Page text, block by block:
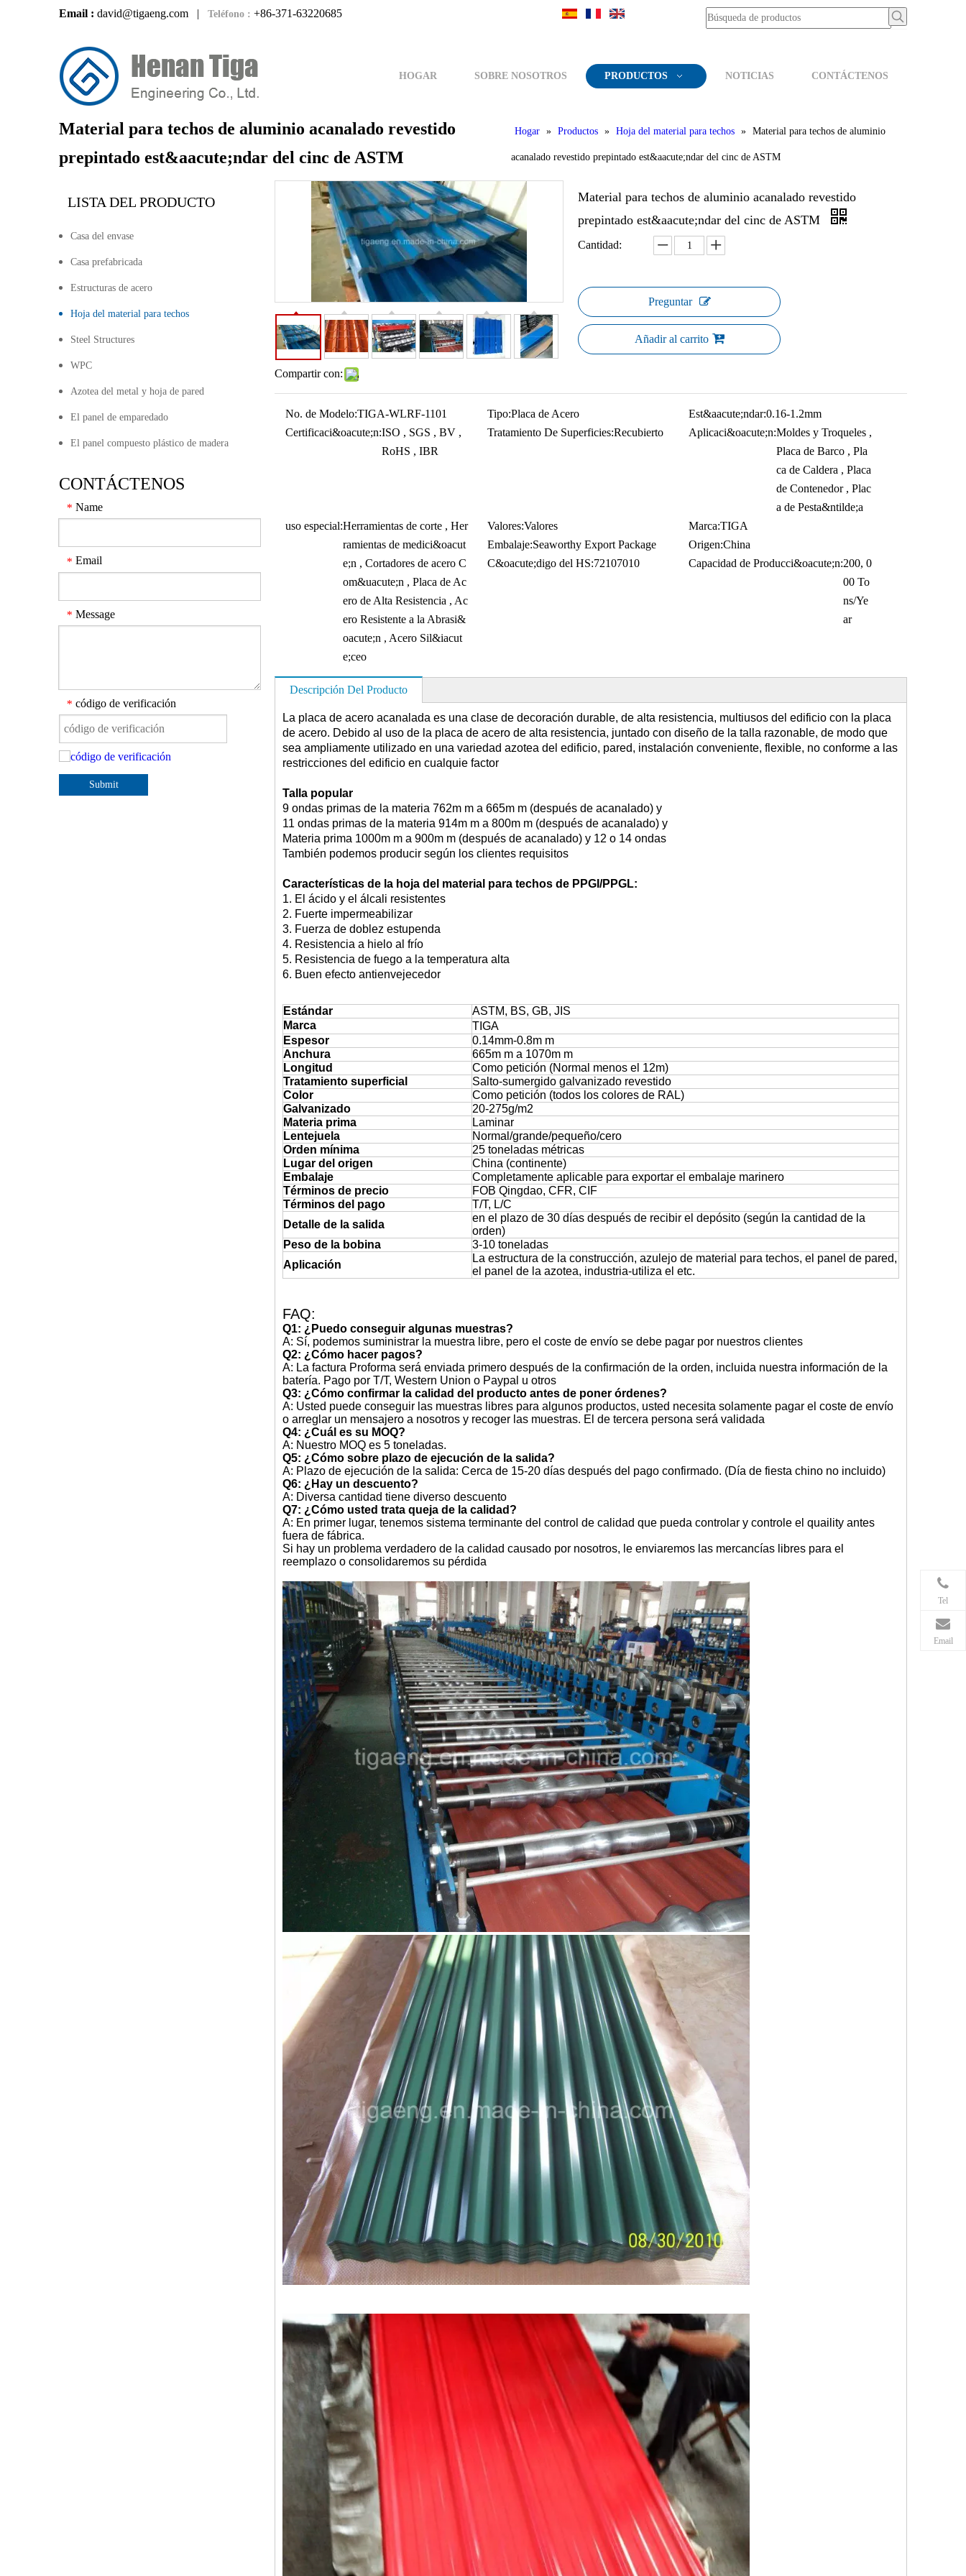
Email : david@tigaeng.com | Teléfono : +86-371-63220685
HOGAR SOBRE NOSOTROS PRODUCTOS NOTICIAS CONTÁCTENOS
Material para techos de aluminio acanalado revestido
prepintado est&aacute;ndar del cinc de ASTM
Hogar » Productos » Hoja del material para techos » Material para techos de aluminio
acanalado revestido prepintado est&aacute;ndar del cinc de ASTM
LISTA DEL PRODUCTO
Casa del envase
Casa prefabricada
Estructuras de acero
Hoja del material para techos
Steel Structures
WPC
Azotea del metal y hoja de pared
El panel de emparedado
El panel compuesto plástico de madera
CONTÁCTENOS
* Name
* Email
* Message
* código de verificación
Submit
Compartir con:
Material para techos de aluminio acanalado revestido
prepintado est&aacute;ndar del cinc de ASTM
Cantidad:
Preguntar
Añadir al carrito
No. de Modelo:TIGA-WLRF-1101 Tipo:Placa de Acero Est&aacute;ndar:0.16-1.2mm
Certificaci&oacute;n:ISO , SGS , BV ,
RoHS , IBR
Tratamiento De Superficies:Recubierto Aplicaci&oacute;n:Moldes y Troqueles ,
Placa de Barco , Pla
ca de Caldera , Placa
de Contenedor , Plac
a de Pesta&ntilde;a
uso especial:Herramientas de corte , Her
ramientas de medici&oacut
e;n , Cortadores de acero C
om&uacute;n , Placa de Ac
ero de Alta Resistencia , Ac
ero Resistente a la Abrasi&
oacute;n , Acero Sil&iacut
e;ceo
Valores:Valores Marca:TIGA
Embalaje:Seaworthy Export Package Origen:China
C&oacute;digo del HS:72107010 Capacidad de Producci&oacute;n:200, 0
00 To
ns/Ye
ar
Descripción Del Producto
La placa de acero acanalada es una clase de decoración durable, de alta resistencia, multiusos del edificio con la placa
de acero. Debido al uso de la placa de acero de alta resistencia, juntado con diseño de la talla razonable, de modo que
sea ampliamente utilizado en una variedad azotea del edificio, pared, instalación conveniente, flexible, no conforme a las
restricciones del edificio en cualquie factor
Talla popular
9 ondas primas de la materia 762m m a 665m m (después de acanalado) y
11 ondas primas de la materia 914m m a 800m m (después de acanalado) y
Materia prima 1000m m a 900m m (después de acanalado) y 12 o 14 ondas
También podemos producir según los clientes requisitos
Características de la hoja del material para techos de PPGI/PPGL:
1. El ácido y el álcali resistentes
2. Fuerte impermeabilizar
3. Fuerza de doblez estupenda
4. Resistencia a hielo al frío
5. Resistencia de fuego a la temperatura alta
6. Buen efecto antienvejecedor
Estándar
ASTM, BS, GB, JIS
Marca
TIGA
Espesor
0.14mm-0.8m m
Anchura
665m m a 1070m m
Longitud
Como petición (Normal menos el 12m)
Tratamiento superficial
Salto-sumergido galvanizado revestido
Color
Como petición (todos los colores de RAL)
Galvanizado
20-275g/m2
Materia prima
Laminar
Lentejuela
Normal/grande/pequeño/cero
Orden mínima
25 toneladas métricas
Lugar del origen
China (continente)
Embalaje
Completamente aplicable para exportar el embalaje marinero
Términos de precio
FOB Qingdao, CFR, CIF
Términos del pago
T/T, L/C
Detalle de la salida
en el plazo de 30 días después de recibir el depósito (según la cantidad de la
orden)
Peso de la bobina
3-10 toneladas
Aplicación
La estructura de la construcción, azulejo de material para techos, el panel de pared,
el panel de la azotea, industria-utiliza el etc.
FAQ:
Q1: ¿Puedo conseguir algunas muestras?
A: Sí, podemos suministrar la muestra libre, pero el coste de envío se debe pagar por nuestros clientes
Q2: ¿Cómo hacer pagos?
A: La factura Proforma será enviada primero después de la confirmación de la orden, incluida nuestra información de la
batería. Pago por T/T, Western Union o Paypal u otros
Q3: ¿Cómo confirmar la calidad del producto antes de poner órdenes?
A: Usted puede conseguir las muestras libres para algunos productos, usted necesita solamente pagar el coste de envío
o arreglar un mensajero a nosotros y recoger las muestras. El de tercera persona será validada
Q4: ¿Cuál es su MOQ?
A: Nuestro MOQ es 5 toneladas.
Q5: ¿Cómo sobre plazo de ejecución de la salida?
A: Plazo de ejecución de la salida: Cerca de 15-20 días después del pago confirmado. (Día de fiesta chino no incluido)
Q6: ¿Hay un descuento?
A: Diversa cantidad tiene diverso descuento
Q7: ¿Cómo usted trata queja de la calidad?
A: En primer lugar, tenemos sistema terminante del control de calidad que pueda controlar y controle el quaility antes
fuera de fábrica.
Si hay un problema verdadero de la calidad causado por nosotros, le enviaremos las mercancías libres para el
reemplazo o consolidaremos su pérdida
Tel
Email